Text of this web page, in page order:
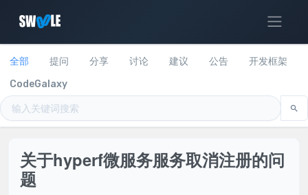
全部 提问 分享 讨论 建议 公告
开发框架
CodeGalaxy
关于hyperf微服务服务取消注册的问
题